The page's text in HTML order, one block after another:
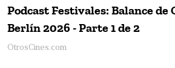
Podcast Festivales: Balance de
Berlín 2026 - Parte 1 de 2
OtrosCines.com